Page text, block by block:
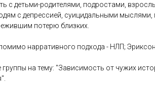
с детьми-родителями, подростами,
с депрессией, суицидальными мыслями,
потерю близких.
нарративного подхода - НЛП;
группы на тему: "Зависимость от чужих